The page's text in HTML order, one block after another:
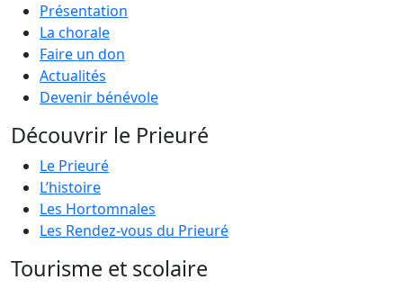
Présentation
La chorale
Faire un don
Actualités
Devenir bénévole
Découvrir le Prieuré
Le Prieuré
L’histoire
Les Hortomnales
Les Rendez-vous du Prieuré
Tourisme et scolaire